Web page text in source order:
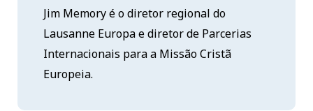
Jim Memory é o diretor regional do
Lausanne Europa e diretor de Parcerias
Internacionais para a Missão Cristã
Europeia.